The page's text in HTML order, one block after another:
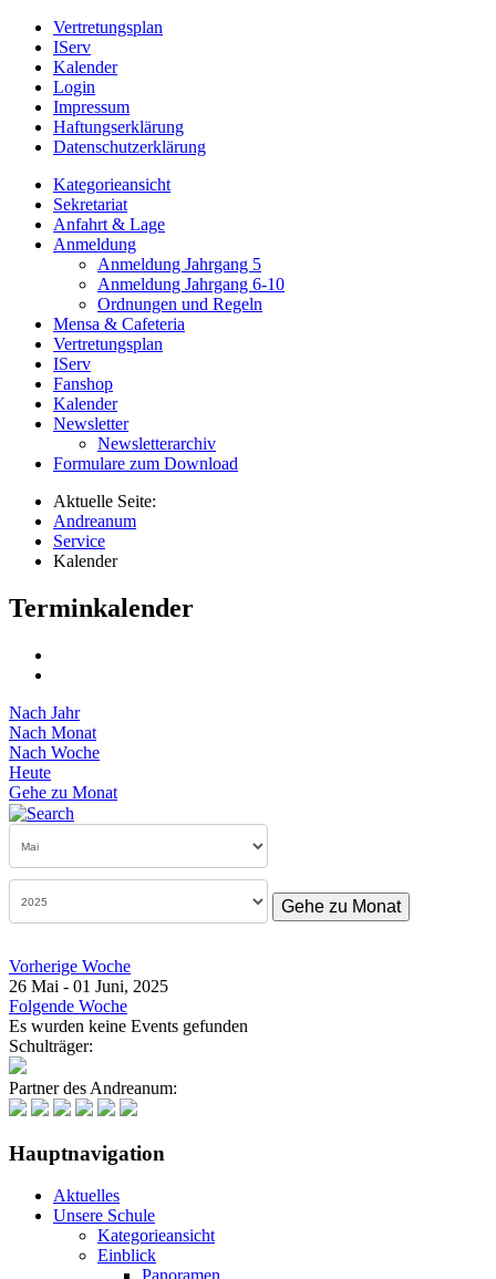
Vertretungsplan
IServ
Kalender
Login
Impressum
Haftungserklärung
Datenschutzerklärung
Kategorieansicht
Sekretariat
Anfahrt & Lage
Anmeldung
Anmeldung Jahrgang 5
Anmeldung Jahrgang 6-10
Ordnungen und Regeln
Mensa & Cafeteria
Vertretungsplan
IServ
Fanshop
Kalender
Newsletter
Newsletterarchiv
Formulare zum Download
Aktuelle Seite:
Andreanum
Service
Kalender
Terminkalender
Nach Jahr
Nach Monat
Nach Woche
Heute
Gehe zu Monat
Gehe zu Monat
Vorherige Woche
26 Mai - 01 Juni, 2025
Folgende Woche
Es wurden keine Events gefunden
Schulträger:
Partner des Andreanum:
Hauptnavigation
Aktuelles
Unsere Schule
Kategorieansicht
Einblick